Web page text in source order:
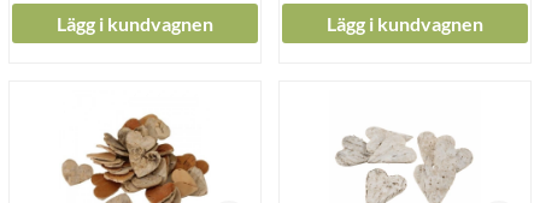
Lägg i kundvagnen Lägg i kundvagnen